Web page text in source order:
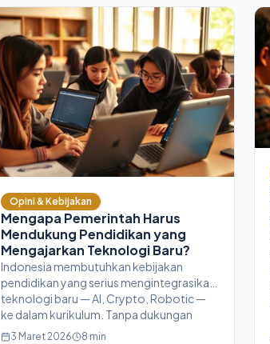
Opini & Kebijakan
Mengapa Pemerintah Harus
Mendukung Pendidikan yang
Mengajarkan Teknologi Baru?
Indonesia membutuhkan kebijakan
pendidikan yang serius mengintegrasikan
teknologi baru — AI, Crypto, Robotic —
ke dalam kurikulum. Tanpa dukungan
pemerintah, kesenjangan digital akan
3 Maret 2026 8 min